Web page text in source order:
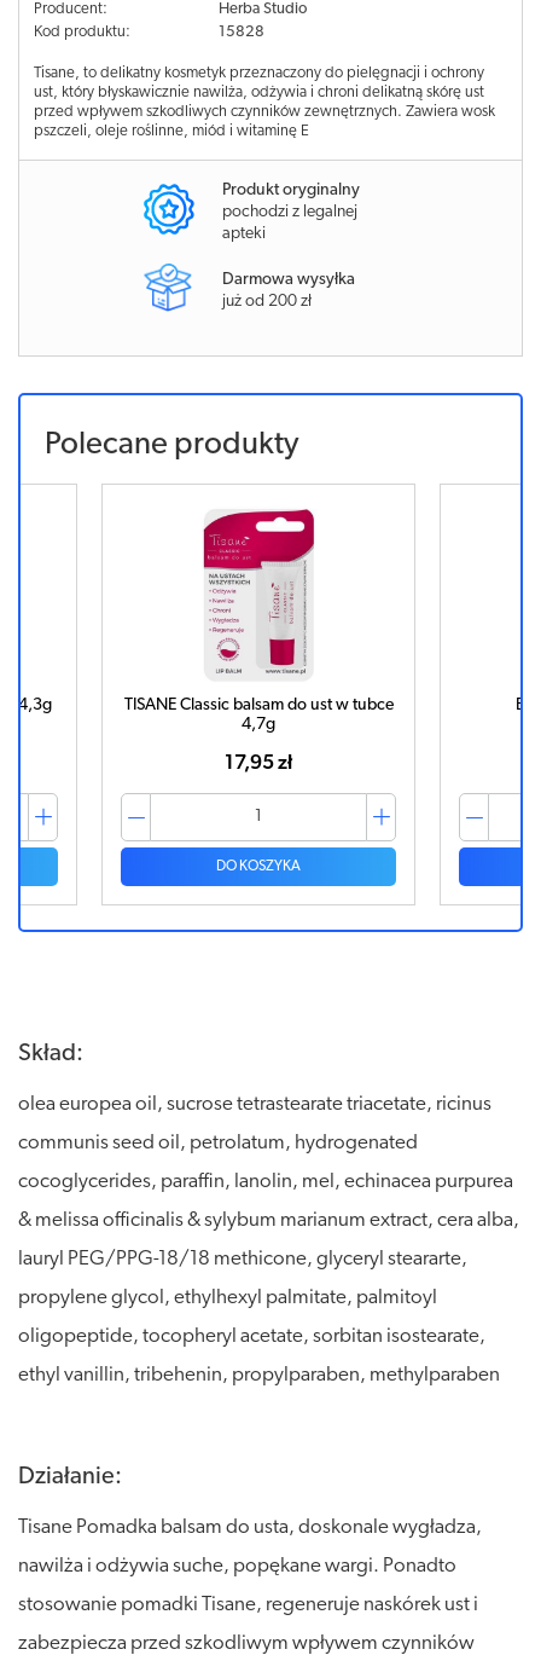
Producent:
Herba Studio
Kod produktu:
15828
Tisane, to delikatny kosmetyk przeznaczony do pielęgnacji i ochrony
ust, który błyskawicznie nawilża, odżywia i chroni delikatną skórę ust
przed wpływem szkodliwych czynników zewnętrznych. Zawiera wosk
pszczeli, oleje roślinne, miód i witaminę E
Produkt oryginalny
pochodzi z legalnej
apteki
Darmowa wysyłka
już od 200 zł
Polecane produkty
4,3g
TISANE Classic balsam do ust w tubce
4,7g
17,95 zł
DO KOSZYKA
Skład:
olea europea oil, sucrose tetrastearate triacetate, ricinus
communis seed oil, petrolatum, hydrogenated
cocoglycerides, paraffin, lanolin, mel, echinacea purpurea
& melissa officinalis & sylybum marianum extract, cera alba,
lauryl PEG/PPG-18/18 methicone, glyceryl steararte,
propylene glycol, ethylhexyl palmitate, palmitoyl
oligopeptide, tocopheryl acetate, sorbitan isostearate,
ethyl vanillin, tribehenin, propylparaben, methylparaben
Działanie:
Tisane Pomadka balsam do usta, doskonale wygładza,
nawilża i odżywia suche, popękane wargi. Ponadto
stosowanie pomadki Tisane, regeneruje naskórek ust i
zabezpiecza przed szkodliwym wpływem czynników